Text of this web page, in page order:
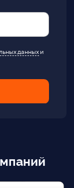
данныхи